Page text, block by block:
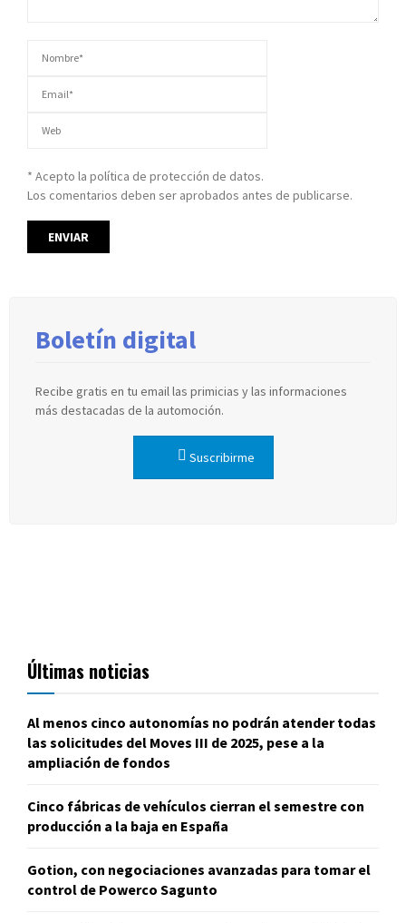
* Acepto la política de protección de datos.
Los comentarios deben ser aprobados antes de publicarse.
Boletín digital
Recibe gratis en tu email las primicias y las informaciones
más destacadas de la automoción.
Suscribirme
Últimas noticias
Al menos cinco autonomías no podrán atender todas
las solicitudes del Moves III de 2025, pese a la
ampliación de fondos
Cinco fábricas de vehículos cierran el semestre con
producción a la baja en España
Gotion, con negociaciones avanzadas para tomar el
control de Powerco Sagunto